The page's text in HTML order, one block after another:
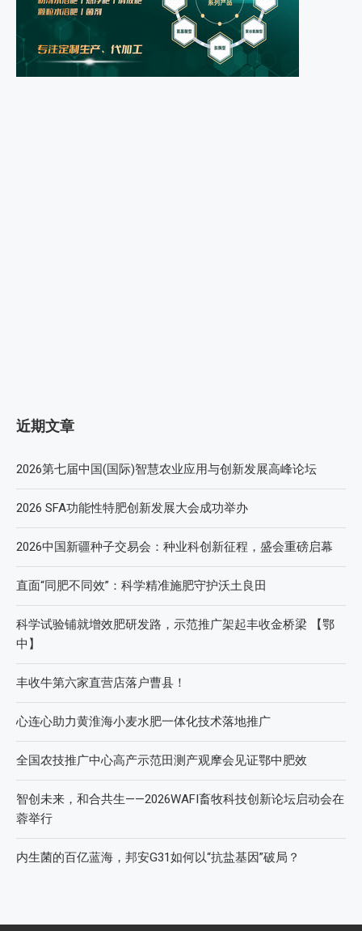
近期文章
2026第七届中国(国际)智慧农业应用与创新发展高峰论坛
2026 SFA功能性特肥创新发展大会成功举办
2026中国新疆种子交易会：种业科创新征程，盛会重磅启幕
直面“同肥不同效”：科学精准施肥守护沃土良田
科学试验铺就增效肥研发路，示范推广架起丰收金桥梁 【鄂
中】
丰收牛第六家直营店落户曹县！
心连心助力黄淮海小麦水肥一体化技术落地推广
全国农技推广中心高产示范田测产观摩会见证鄂中肥效
智创未来，和合共生——2026WAFI畜牧科技创新论坛启动会在
蓉举行
内生菌的百亿蓝海，邦安G31如何以“抗盐基因”破局？